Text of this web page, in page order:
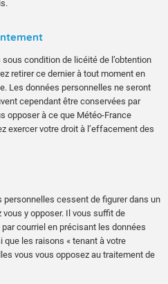
condition de licéité de l’obtention
retirer ce dernier à tout moment en
Les données personnelles ne seront
cependant être conservées par
opposer à ce que Météo-France
exercer votre droit à l’effacement des
personnelles cessent de figurer dans un
y opposer. Il vous suffit de
courriel en précisant les données
les raisons « tenant à votre
vous vous opposez au traitement de